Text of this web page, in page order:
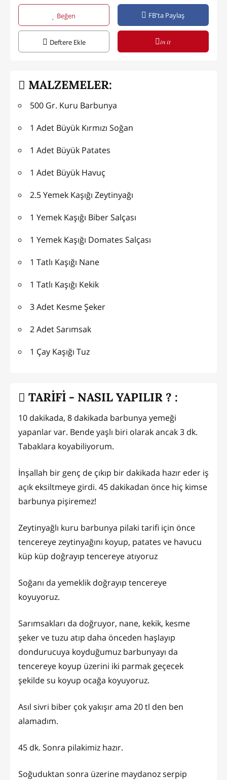
Beğen FB'ta Paylaş
Deftere Ekle in it
MALZEMELER:
500 Gr. Kuru Barbunya
1 Adet Büyük Kırmızı Soğan
1 Adet Büyük Patates
1 Adet Büyük Havuç
2.5 Yemek Kaşığı Zeytinyağı
1 Yemek Kaşığı Biber Salçası
1 Yemek Kaşığı Domates Salçası
1 Tatlı Kaşığı Nane
1 Tatlı Kaşığı Kekik
3 Adet Kesme Şeker
2 Adet Sarımsak
1 Çay Kaşığı Tuz
TARİFİ - NASIL YAPILIR ? :
10 dakikada, 8 dakikada barbunya yemeği
yapanlar var. Bende yaşlı biri olarak ancak 3 dk.
Tabaklara koyabiliyorum.
İnşallah bir genç de çıkıp bir dakikada hazır eder iş
açık eksiltmeye girdi. 45 dakikadan önce hiç kimse
barbunya pişiremez!
Zeytinyağlı kuru barbunya pilaki tarifi için önce
tencereye zeytinyağını koyup, patates ve havucu
küp küp doğrayıp tencereye atıyoruz
Soğanı da yemeklik doğrayıp tencereye
koyuyoruz.
Sarımsakları da doğruyor, nane, kekik, kesme
şeker ve tuzu atıp daha önceden haşlayıp
dondurucuya koyduğumuz barbunyayı da
tencereye koyup üzerini iki parmak geçecek
şekilde su koyup ocağa koyuyoruz.
Asıl sivri biber çok yakışır ama 20 tl den ben
alamadım.
45 dk. Sonra pilakimiz hazır.
Soğuduktan sonra üzerine maydanoz serpip